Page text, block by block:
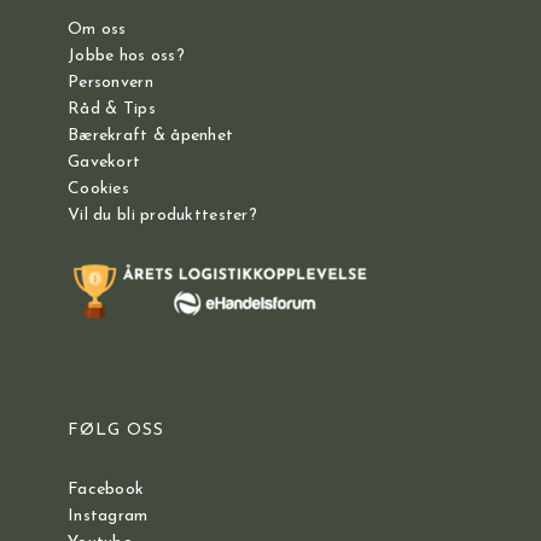
Om oss
Jobbe hos oss?
Personvern
Råd & Tips
Bærekraft & åpenhet
Gavekort
Cookies
Vil du bli produkttester?
FØLG OSS
Facebook
Instagram